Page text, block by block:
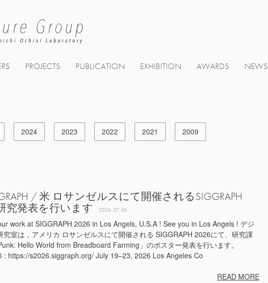
PROJECTS PUBLICATION EXHIBITION AWARDS NEWS
2024 2023 2022 2021 2009
/ 米 ロサンゼルスにて開催されるSIGGRAPH
究発表を行います
2026. 07. 06
work at SIGGRAPH 2026 in Los Angels, U.S.A ! See you in Los Angels ! デジ
究室は，アメリカ ロサンゼルスにて開催される SIGGRAPH 2026にて、研究課
Hello World from Breadboard Farming」のポスター発表を行います。
: https://s2026.siggraph.org/ July 19–23, 2026 Los Angeles Co
READ MORE